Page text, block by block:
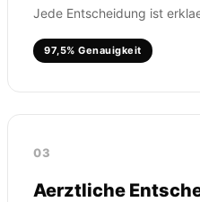
Jede Entscheidung ist
97,5% Genauigkeit
03
Aerztliche